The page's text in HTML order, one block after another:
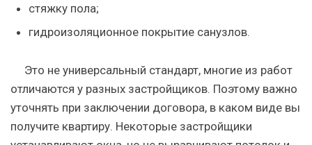
стяжку пола;
гидроизоляционное покрытие санузлов.
Это не универсальный стандарт, многие из работ
отличаются у разных застройщиков. Поэтому важно
уточнять при заключении договора, в каком виде вы
получите квартиру. Некоторые застройщики